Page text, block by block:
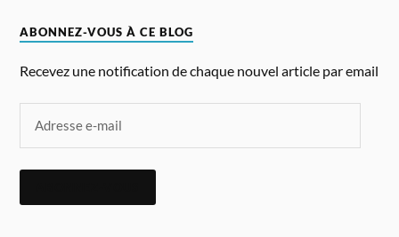
ABONNEZ-VOUS À CE BLOG
Recevez une notification de chaque nouvel article par email